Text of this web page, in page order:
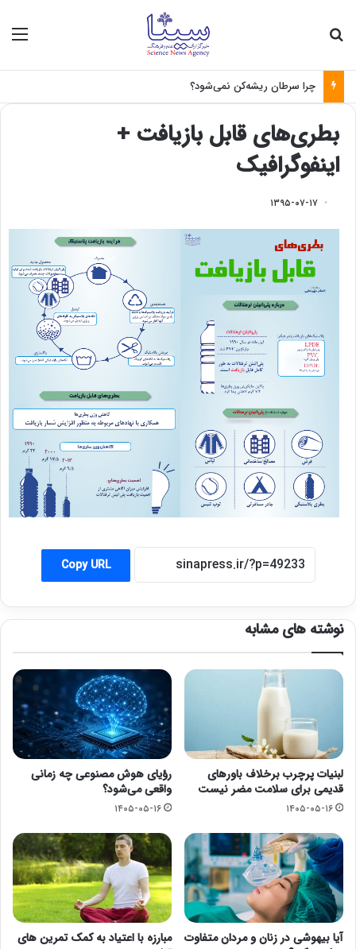
چرا سرطان ریشه‌کن نمی‌شود؟
بطری‌های قابل بازیافت +
اینفوگرافیک
۱۳۹۵-۰۷-۱۷
Copy URL
نوشته های مشابه
لبنیات پرچرب برخلاف باورهای
قدیمی برای سلامت مضر نیست
۱۴۰۵-۰۵-۱۶
رؤیای هوش مصنوعی چه زمانی
واقعی می‌شود؟
۱۴۰۵-۰۵-۱۶
آیا بیهوشی در زنان و مردان متفاوت
مبارزه با اعتیاد به کمک تمرین های